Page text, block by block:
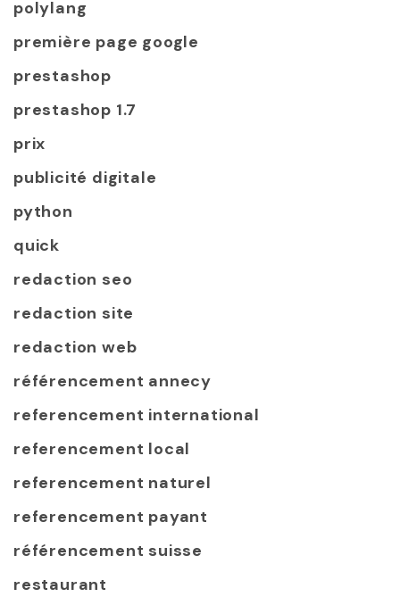
polylang
première page google
prestashop
prestashop 1.7
prix
publicité digitale
python
quick
redaction seo
redaction site
redaction web
référencement annecy
referencement international
referencement local
referencement naturel
referencement payant
référencement suisse
restaurant